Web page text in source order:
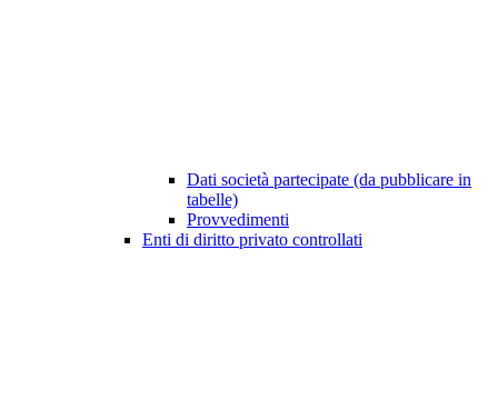
Dati società partecipate (da pubblicare in
tabelle)
Provvedimenti
Enti di diritto privato controllati